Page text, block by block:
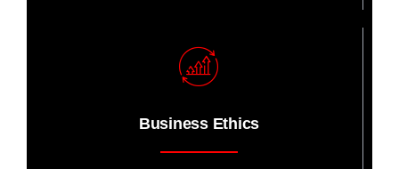
Business Ethics